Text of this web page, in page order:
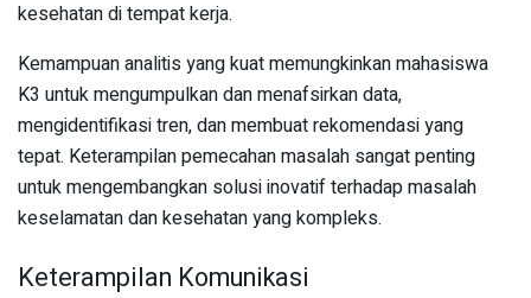
kesehatan di tempat kerja.
Kemampuan analitis yang kuat memungkinkan mahasiswa
K3 untuk mengumpulkan dan menafsirkan data,
mengidentifikasi tren, dan membuat rekomendasi yang
tepat. Keterampilan pemecahan masalah sangat penting
untuk mengembangkan solusi inovatif terhadap masalah
keselamatan dan kesehatan yang kompleks.
Keterampilan Komunikasi